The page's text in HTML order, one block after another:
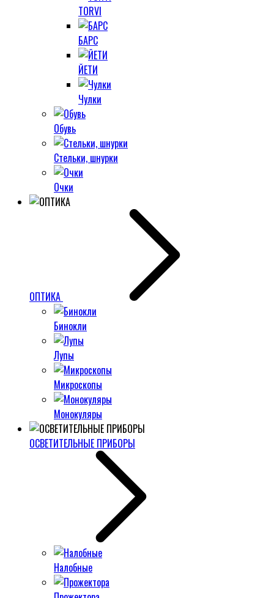
TORVI
БАРС
ЙЕТИ
Чулки
Обувь
Стельки, шнурки
Очки
ОПТИКА
Бинокли
Лупы
Микроскопы
Монокуляры
ОСВЕТИТЕЛЬНЫЕ ПРИБОРЫ
Налобные